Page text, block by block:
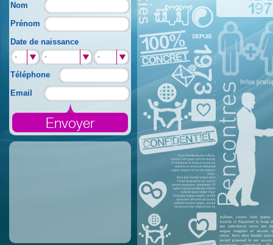
Nom
Prénom
Date de naissance
-- -- --
Téléphone
Email